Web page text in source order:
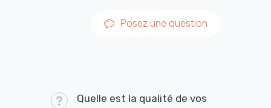
Posez une question
Quelle est la qualité de vos